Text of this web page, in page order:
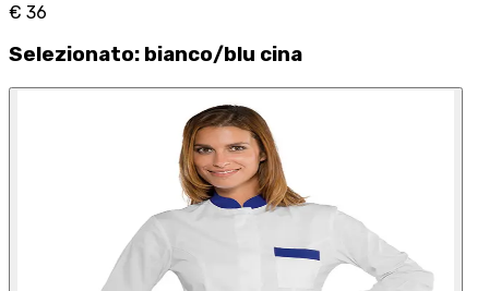
€ 36
Selezionato: bianco/blu cina